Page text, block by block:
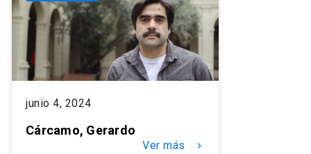
junio 4, 2024
Cárcamo, Gerardo
Ver más keyboard_arrow_right